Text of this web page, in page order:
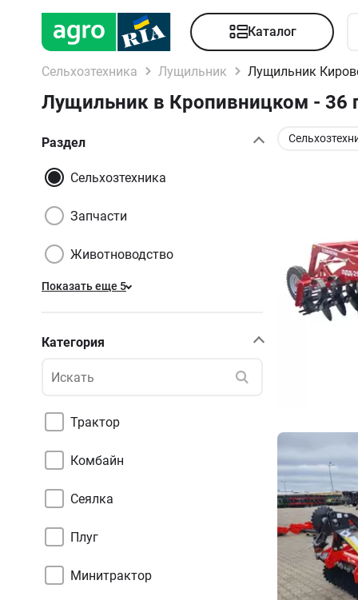
Каталог
Сельхозтехника Лущильник Лущильник
Лущильник в Кропивницком - 36
Раздел
Сельхозтехника
Запчасти
Животноводство
Показать еще 5
Категория
Трактор
Комбайн
Сеялка
Плуг
Минитрактор